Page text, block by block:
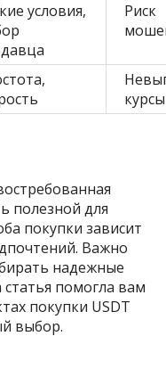
условия,
Риск
курсы
полезной для
покупки зависит
Важно
надежные
помогла вам
покупки USDT
выбор.